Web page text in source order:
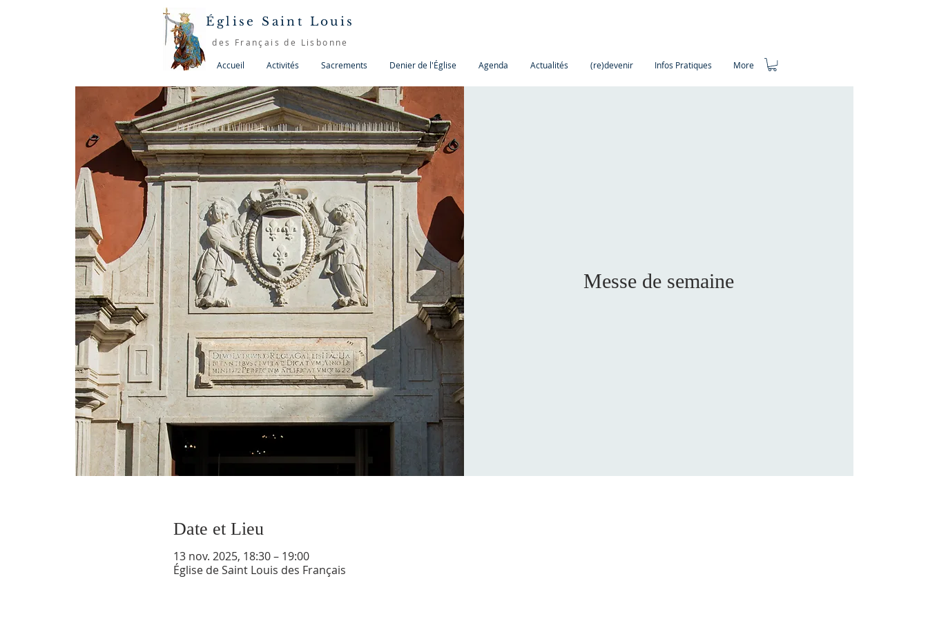
Accueil Activités Sacrements Denier de l'Église Agenda Actualités (re)devenir Infos Pratiques More
Église Saint Louis
des Français de Lisbonne
Messe de semaine
Date et Lieu
13 nov. 2025, 18:30 – 19:00
Église de Saint Louis des Français